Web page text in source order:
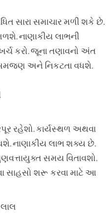
સારા સમાચાર મળી શકે છે.
નાણાકીય લાભની
કરો. જૂના તણાવનો અંત
અને નિકટતા વધશે.
રહેશો. કાર્યસ્થળ અથવા
નાણાકીય લાભ શક્ય છે.
સમય વિતાવશો.
શરૂ કરવા માટે આ